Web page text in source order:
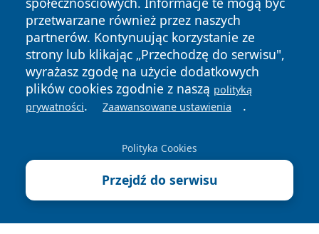
przetwarzane również przez naszych
partnerów. Kontynuując korzystanie ze
strony lub klikając „Przechodzę do serwisu",
wyrażasz zgodę na użycie dodatkowych
plików cookies zgodnie z naszą polityką
prywatności. Zaawansowane ustawienia .
Polityka Cookies
Przejdź do serwisu
Copyright © 2026 echobialystok.pl Wszystkie prawa
zastrzeżone.
News Autorzy
Polityka
Prywatności
Polityka
Cookies